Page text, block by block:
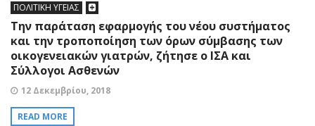
ΠΟΛΙΤΙΚΗ ΥΓΕΙΑΣ
Την παράταση εφαρμογής του νέου συστήματος
και την τροποποίηση των όρων σύμβασης των
οικογενειακών γιατρών, ζήτησε o ΙΣΑ και
Σύλλογοι Ασθενών
12 Δεκεμβρίου, 2018
READ MORE